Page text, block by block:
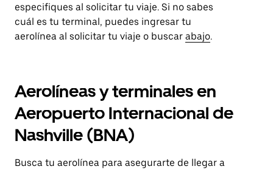
especifiques al solicitar tu viaje. Si no sabes
cuál es tu terminal, puedes ingresar tu
aerolínea al solicitar tu viaje o buscar abajo.
Aerolíneas y terminales en
Aeropuerto Internacional de
Nashville (BNA)
Busca tu aerolínea para asegurarte de llegar a